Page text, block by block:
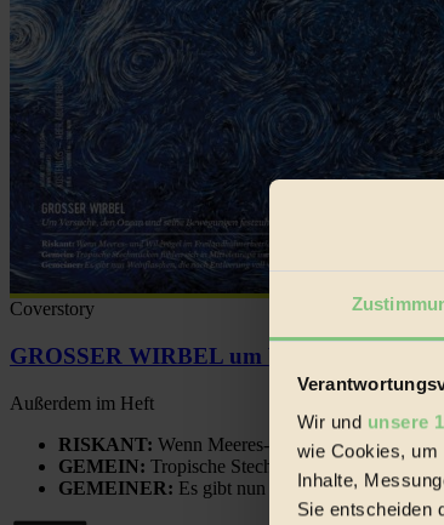
Wir und unsere
wie Cookies, um
Inhalte,
Sie entscheiden
Coverstory
GROSSER WIRBEL um Versuche, den
Außerdem im Heft
RISKANT: Wenn Meeres- und Wildvögel im
GEMEIN: Tropische Stechmücken fühlen sich
GEMEINER: Es gibt nun Weinflaschen, die